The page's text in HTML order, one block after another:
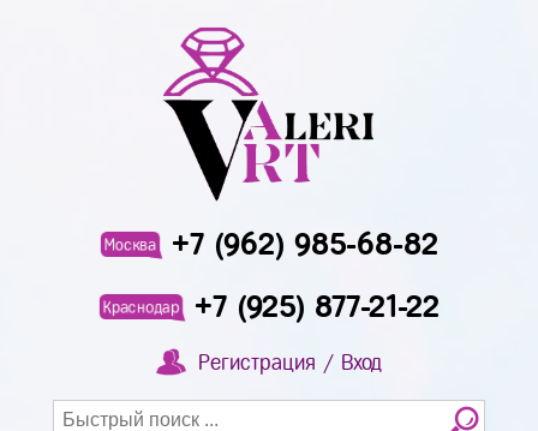
Москва +7 (962) 985-68-82
Краснодар +7 (925) 877-21-22
Регистрация / Вход